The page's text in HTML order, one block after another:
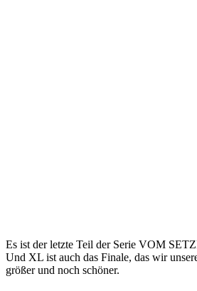
Es ist der letzte Teil der Serie VOM
Und XL ist auch das Finale, das wir
größer und noch schöner.